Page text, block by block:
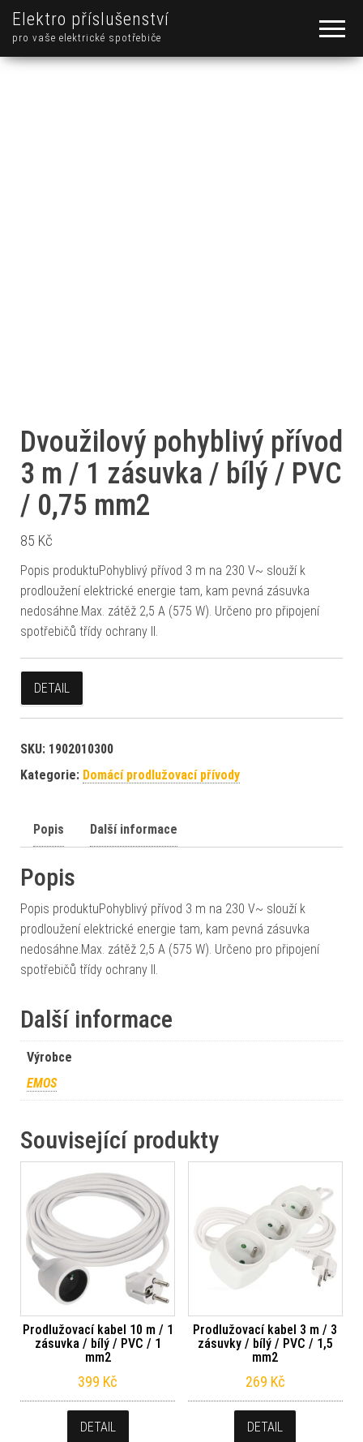
Elektro příslušenství
pro vaše elektrické spotřebiče
Dvoužilový pohyblivý přívod
3 m / 1 zásuvka / bílý / PVC
/ 0,75 mm2
85 Kč
Popis produktuPohyblivý přívod 3 m na 230 V~ slouží k
prodloužení elektrické energie tam, kam pevná zásuvka
nedosáhne.Max. zátěž 2,5 A (575 W). Určeno pro připojení
spotřebičů třídy ochrany II.
DETAIL
SKU: 1902010300
Kategorie: Domácí prodlužovací přívody
Popis Další informace
Popis
Popis produktuPohyblivý přívod 3 m na 230 V~ slouží k
prodloužení elektrické energie tam, kam pevná zásuvka
nedosáhne.Max. zátěž 2,5 A (575 W). Určeno pro připojení
spotřebičů třídy ochrany II.
Další informace
Výrobce
EMOS
Související produkty
Prodlužovací kabel 10 m / 1
zásuvka / bílý / PVC / 1
mm2
399 Kč
DETAIL
Prodlužovací kabel 3 m / 3
zásuvky / bílý / PVC / 1,5
mm2
269 Kč
DETAIL